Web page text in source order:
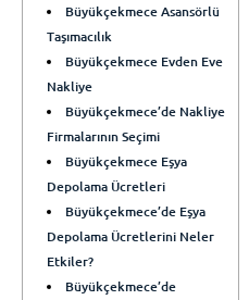
Büyükçekmece Asansörlü
Taşımacılık
Büyükçekmece Evden Eve
Nakliye
Büyükçekmece’de Nakliye
Firmalarının Seçimi
Büyükçekmece Eşya
Depolama Ücretleri
Büyükçekmece’de Eşya
Depolama Ücretlerini Neler
Etkiler?
Büyükçekmece’de